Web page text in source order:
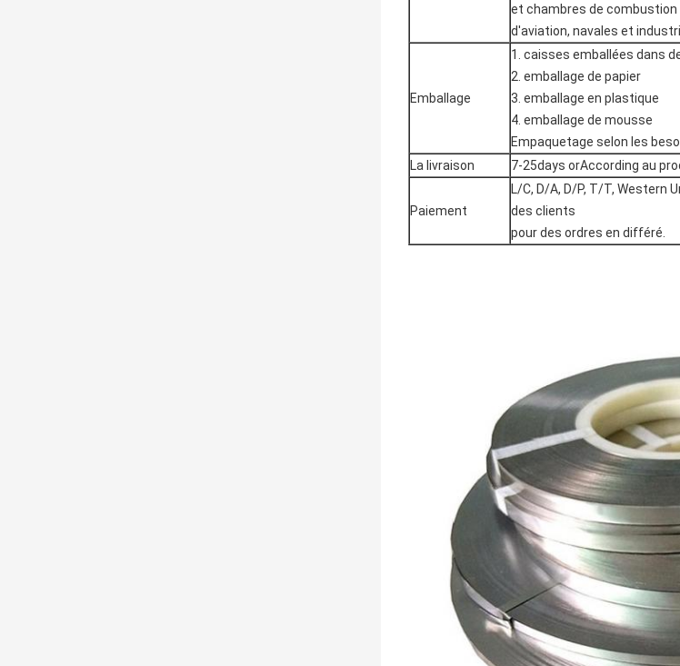
et chambres de
d'aviation, navales et
Emballage
1. caisses emballées dans
2. emballage de papier
3. emballage en plastique
4. emballage de mousse
Empaquetage selon les
La livraison
7-25days orAccording au
Paiement
L/C, D/A, D/P, T/T, Western
des clients
pour des ordres en différé.